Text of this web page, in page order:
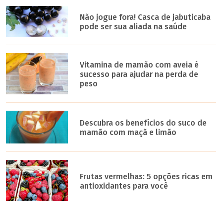
Não jogue fora! Casca de jabuticaba
pode ser sua aliada na saúde
Vitamina de mamão com aveia é
sucesso para ajudar na perda de
peso
Descubra os benefícios do suco de
mamão com maçã e limão
Frutas vermelhas: 5 opções ricas em
antioxidantes para você